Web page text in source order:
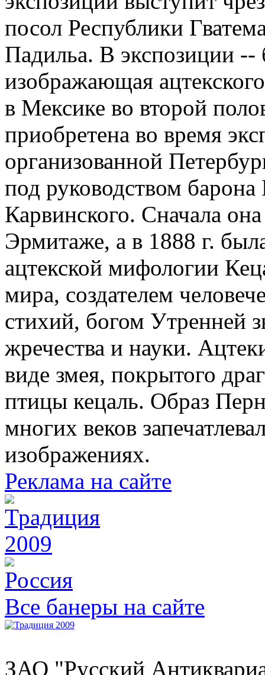
посол Республики
Падильа. В экспозиции --
изображающая
в Мексике во второй
приобретена во время
организованной
под руководством
Карвинского. Сначала
Эрмитаже, а в 1888 г.
ацтекской мифологии
мира, создателем
стихий, богом Утренней
жречества и науки.
виде змея, покрытого
птицы кецаль. Образ
многих веков
изображениях.
Реклама на сайте
Все банеры на сайте
ЗАО "Русский